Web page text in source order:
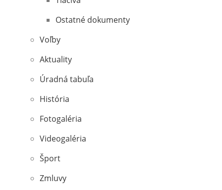
Ostatné dokumenty
Voľby
Aktuality
Úradná tabuľa
História
Fotogaléria
Videogaléria
Šport
Zmluvy